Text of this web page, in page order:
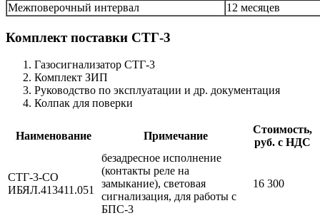
Межповерочный интервал
12 месяцев
Комплект поставки СТГ-3
Газосигнализатор СТГ-3
Комплект ЗИП
Руководство по эксплуатации и др. документация
Колпак для поверки
Наименование Примечание
Стоимость,
руб. с НДС
СТГ-3-CO
ИБЯЛ.413411.051
безадресное исполнение
(контакты реле на
замыкание), световая
сигнализация, для работы с
БПС-3
16 300